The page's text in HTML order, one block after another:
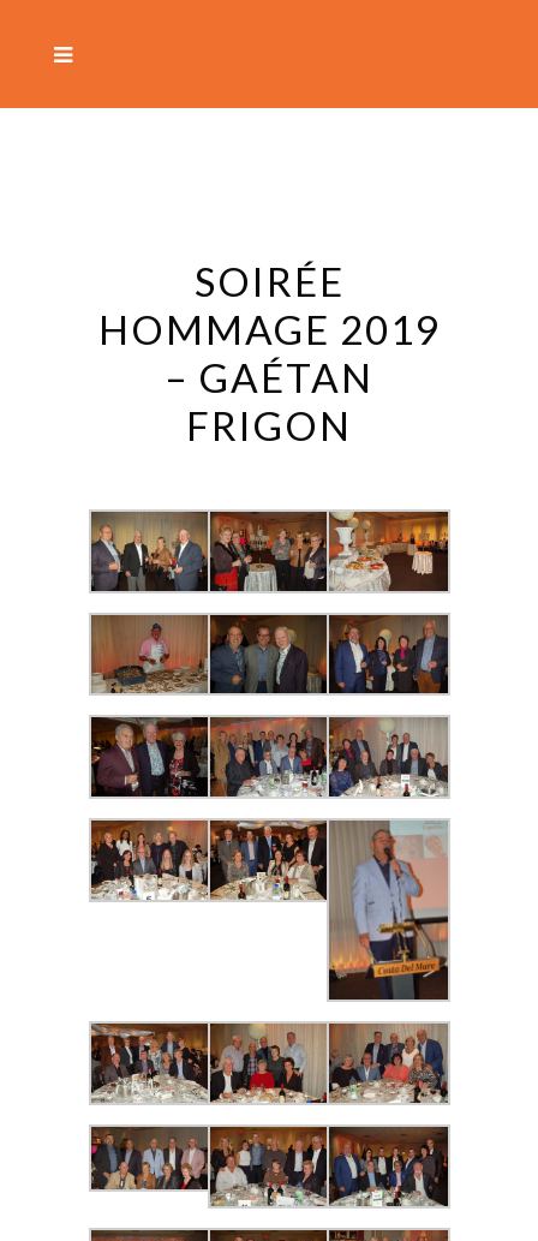
SOIRÉE
HOMMAGE 2019
– GAÉTAN
FRIGON